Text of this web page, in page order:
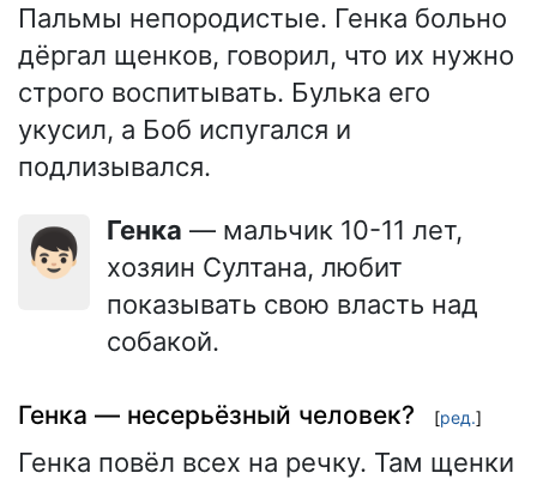
Пальмы непородистые. Генка больно
дёргал щенков, говорил, что их нужно
строго воспитывать. Булька его
укусил, а Боб испугался и
подлизывался.
👦🏻 Генка — мальчик 10-11 лет,
хозяин Султана, любит
показывать свою власть над
собакой.
Генка — несерьёзный человек? [ред.]
Генка повёл всех на речку. Там щенки